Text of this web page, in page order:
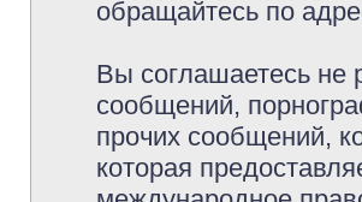
обращайтесь по
Вы соглашаетесь не
сообщений,
прочих сообщений,
которая